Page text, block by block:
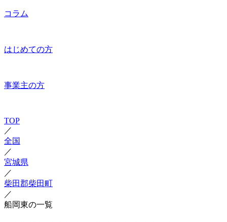
コラム
はじめての方
事業主の方
TOP
／
全国
／
宮城県
／
柴田郡柴田町
／
船岡東の一覧